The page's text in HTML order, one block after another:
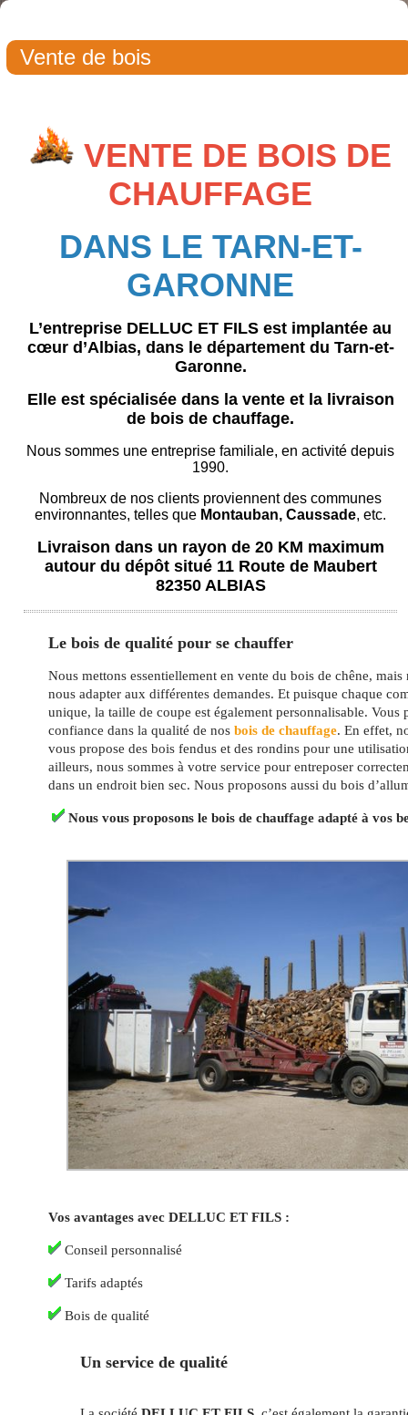
Vente de bois
VENTE DE BOIS DE
CHAUFFAGE
DANS LE TARN-ET-
GARONNE
L’entreprise DELLUC ET FILS est implantée au
cœur d’Albias, dans le département du Tarn-et-
Garonne.
Elle est spécialisée dans la vente et la livraison
de bois de chauffage.
Nous sommes une entreprise familiale, en activité depuis
1990.
Nombreux de nos clients proviennent des communes
environnantes, telles que Montauban, Caussade, etc.
Livraison dans un rayon de 20 KM maximum
autour du dépôt situé 11 Route de Maubert
82350 ALBIAS
Le bois de qualité pour se chauffer
Nous mettons essentiellement en vente du bois de chêne, mais
nous adapter aux différentes demandes. Et puisque chaque
unique, la taille de coupe est également personnalisable. Vous
confiance dans la qualité de nos bois de chauffage. En effet,
vous propose des bois fendus et des rondins pour une
ailleurs, nous sommes à votre service pour entreposer
dans un endroit bien sec. Nous proposons aussi du bois
Nous vous proposons le bois de chauffage adapté à vos
Vos avantages avec DELLUC ET FILS :
Conseil personnalisé
Tarifs adaptés
Bois de qualité
Un service de qualité